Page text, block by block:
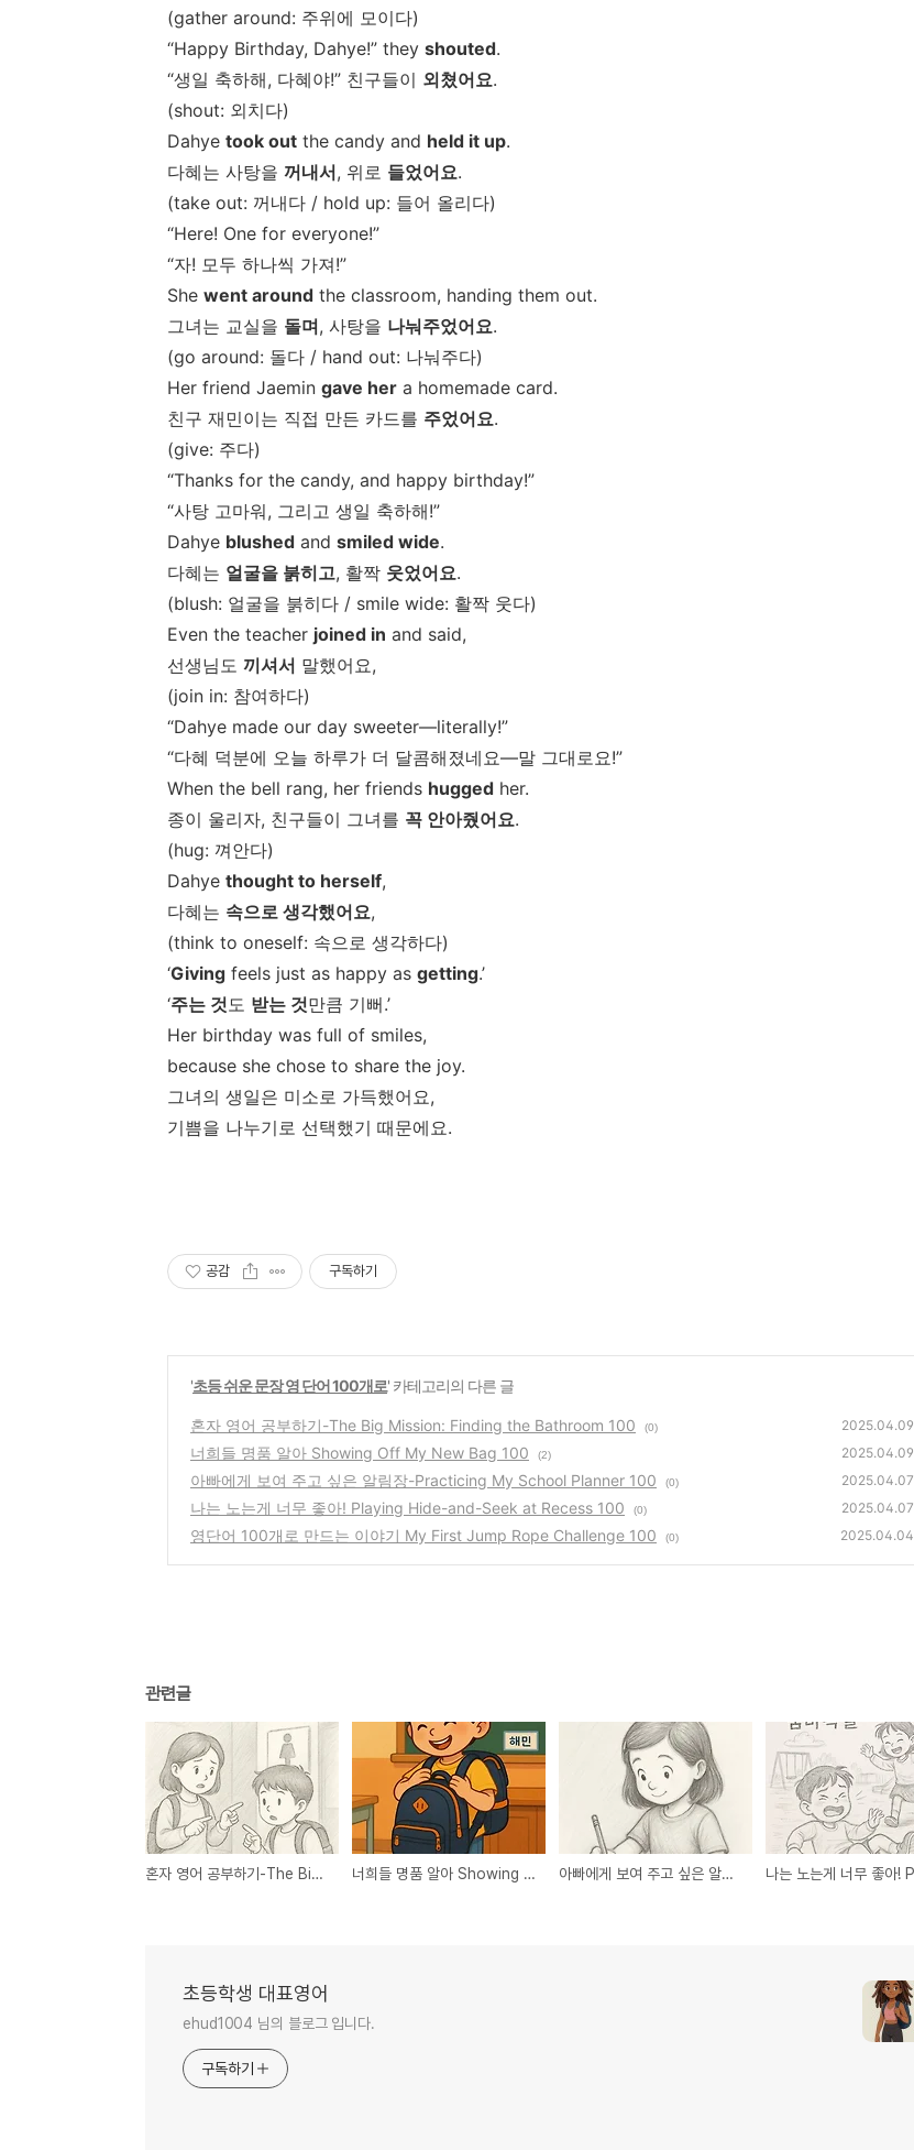
(gather around: 주위에 모이다)
“Happy Birthday, Dahye!” they shouted.
“생일 축하해, 다혜야!” 친구들이 외쳤어요.
(shout: 외치다)
Dahye took out the candy and held it up.
다혜는 사탕을 꺼내서, 위로 들었어요.
(take out: 꺼내다 / hold up: 들어 올리다)
“Here! One for everyone!”
“자! 모두 하나씩 가져!”
She went around the classroom, handing them out.
그녀는 교실을 돌며, 사탕을 나눠주었어요.
(go around: 돌다 / hand out: 나눠주다)
Her friend Jaemin gave her a homemade card.
친구 재민이는 직접 만든 카드를 주었어요.
(give: 주다)
“Thanks for the candy, and happy birthday!”
“사탕 고마워, 그리고 생일 축하해!”
Dahye blushed and smiled wide.
다혜는 얼굴을 붉히고, 활짝 웃었어요.
(blush: 얼굴을 붉히다 / smile wide: 활짝 웃다)
Even the teacher joined in and said,
선생님도 끼셔서 말했어요,
(join in: 참여하다)
“Dahye made our day sweeter—literally!”
“다혜 덕분에 오늘 하루가 더 달콤해졌네요—말 그대로요!”
When the bell rang, her friends hugged her.
종이 울리자, 친구들이 그녀를 꼭 안아줬어요.
(hug: 껴안다)
Dahye thought to herself,
다혜는 속으로 생각했어요,
(think to oneself: 속으로 생각하다)
‘Giving feels just as happy as getting.’
‘주는 것도 받는 것만큼 기뻐.’
Her birthday was full of smiles,
because she chose to share the joy.
그녀의 생일은 미소로 가득했어요,
기쁨을 나누기로 선택했기 때문에요.
공감 구독하기
'초등 쉬운 문장 영 단어 100개로' 카테고리의 다른 글
혼자 영어 공부하기-The Big Mission: Finding the Bathroom 100 (0) 2025.04.09
너희들 명품 알아 Showing Off My New Bag 100 (2) 2025.04.09
아빠에게 보여 주고 싶은 알림장-Practicing My School Planner 100 (0) 2025.04.07
나는 노는게 너무 좋아! Playing Hide-and-Seek at Recess 100 (0) 2025.04.07
영단어 100개로 만드는 이야기 My First Jump Rope Challenge 100 (0) 2025.04.04
관련글
혼자 영어 공부하기-The Big Mission: Finding the Bathroom 100 너희들 명품 알아 Showing Off My New Bag 100 아빠에게 보여 주고 싶은 알림장-Practicing My School Planner 100
초등학생 대표영어
ehud1004 님의 블로그 입니다.
구독하기